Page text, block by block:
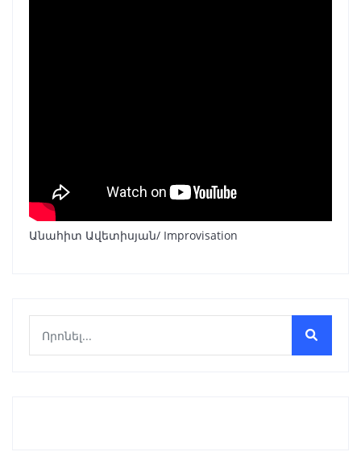
Անահիտ Ավետիսյան/ Improvisation